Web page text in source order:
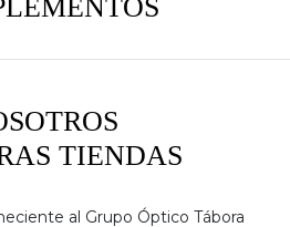
TIENDAS
al Grupo Óptico Tábora